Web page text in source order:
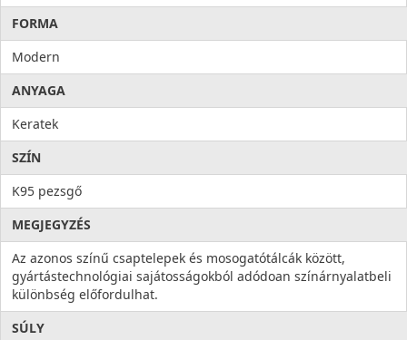
FORMA
Modern
ANYAGA
Keratek
SZÍN
K95 pezsgő
MEGJEGYZÉS
Az azonos színű csaptelepek és mosogatótálcák között,
gyártástechnológiai sajátosságokból adódoan színárnyalatbeli
különbség előfordulhat.
SÚLY